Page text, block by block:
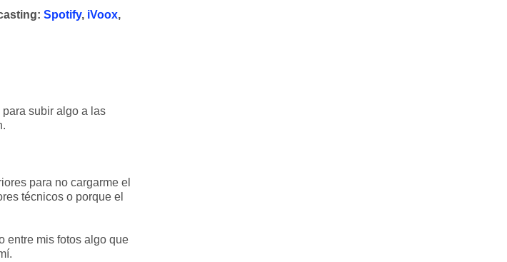
Spotify, iVoox,
subir algo a las
para no cargarme el
técnicos o porque el
entre mis fotos algo que